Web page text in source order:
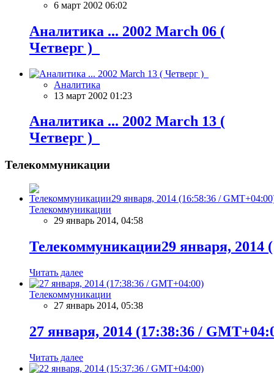
6 март 2002 06:02
Аналитика ... 2002 March 06 (
Четверг )
Аналитика
13 март 2002 01:23
Аналитика ... 2002 March 13 (
Четверг )
Телекоммуникации
Телекоммуникации
29 январь 2014, 04:58
Телекоммуникации29 января, 2014
Читать далее
Телекоммуникации
27 январь 2014, 05:38
27 января, 2014 (17:38:36 /
Читать далее